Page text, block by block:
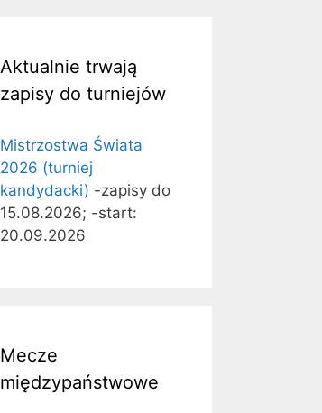
Aktualnie trwają
zapisy do turniejów
Mistrzostwa Świata
2026 (turniej
kandydacki) -zapisy do
15.08.2026; -start:
20.09.2026
Mecze
międzypaństwowe